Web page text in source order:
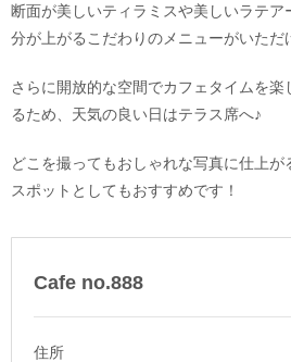
断面が美しいティラミスや美しいラテ
分が上がるこだわりのメニューがいただ
さらに開放的な空間でカフェタイムを
るため、天気の良い日はテラス席へ♪
どこを撮ってもおしゃれな写真に仕上
スポットとしてもおすすめです！
Cafe no.888
住所